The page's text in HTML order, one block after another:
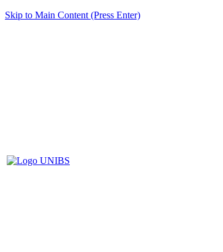
Skip to Main Content (Press Enter)